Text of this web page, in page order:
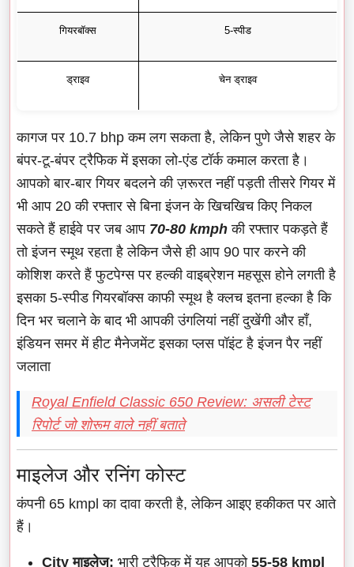
गियरबॉक्स 5-स्पीड
ड्राइव चेन ड्राइव
कागज पर 10.7 bhp कम लग सकता है, लेकिन पुणे जैसे शहर के
बंपर-टू-बंपर ट्रैफिक में इसका लो-एंड टॉर्क कमाल करता है।
आपको बार-बार गियर बदलने की ज़रूरत नहीं पड़ती तीसरे गियर में
भी आप 20 की रफ्तार से बिना इंजन के खिचखिच किए निकल
सकते हैं हाईवे पर जब आप 70-80 kmph की रफ्तार पकड़ते हैं
तो इंजन स्मूथ रहता है लेकिन जैसे ही आप 90 पार करने की
कोशिश करते हैं फुटपेग्स पर हल्की वाइब्रेशन महसूस होने लगती है
इसका 5-स्पीड गियरबॉक्स काफी स्मूथ है क्लच इतना हल्का है कि
दिन भर चलाने के बाद भी आपकी उंगलियां नहीं दुखेंगी और हाँ,
इंडियन समर में हीट मैनेजमेंट इसका प्लस पॉइंट है इंजन पैर नहीं
जलाता
Royal Enfield Classic 650 Review: असली टेस्ट
रिपोर्ट जो शोरूम वाले नहीं बताते
माइलेज और रनिंग कोस्ट
कंपनी 65 kmpl का दावा करती है, लेकिन आइए हकीकत पर आते
हैं।
City माइलेज: भारी ट्रैफिक में यह आपको 55-58 kmpl